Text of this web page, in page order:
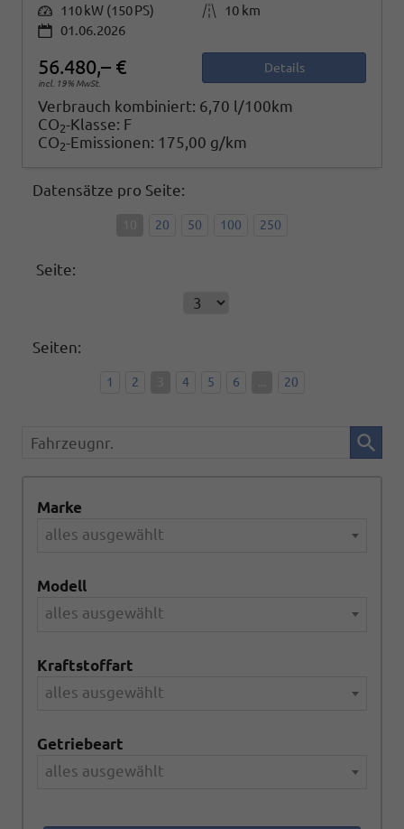
Leistung 110 kW (150 PS) Kilometerstand
10 km
01.06.2026
56.480,– €
incl. 19% MwSt.
Details
Verbrauch kombiniert: 6,70 l/100km
CO2-Klasse: F
CO2-Emissionen: 175,00 g/km
Datensätze pro Seite:
20 50 100 250
Seite:
Seiten:
1 2 4 5 6 20
Fahrzeugnr.
Marke
alles ausgewählt
Modell
alles ausgewählt
Kraftstoffart
alles ausgewählt
Getriebeart
alles ausgewählt